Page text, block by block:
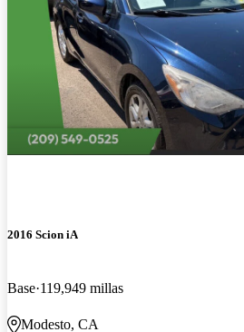
2016 Scion iA
Base 119,949 millas
Modesto, CA